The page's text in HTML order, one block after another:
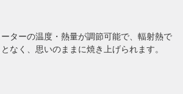
ーターの温度・熱量が調節可能で、輻射熱で
なく、思いのままに焼き上げられます。